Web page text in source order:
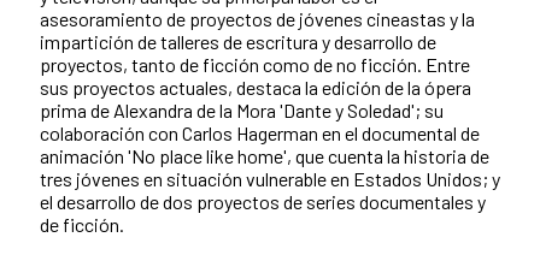
asesoramiento de proyectos de jóvenes cineastas y la
impartición de talleres de escritura y desarrollo de
proyectos, tanto de ficción como de no ficción. Entre
sus proyectos actuales, destaca la edición de la ópera
prima de Alexandra de la Mora 'Dante y Soledad'; su
colaboración con Carlos Hagerman en el documental de
animación 'No place like home', que cuenta la historia de
tres jóvenes en situación vulnerable en Estados Unidos; y
el desarrollo de dos proyectos de series documentales y
de ficción.